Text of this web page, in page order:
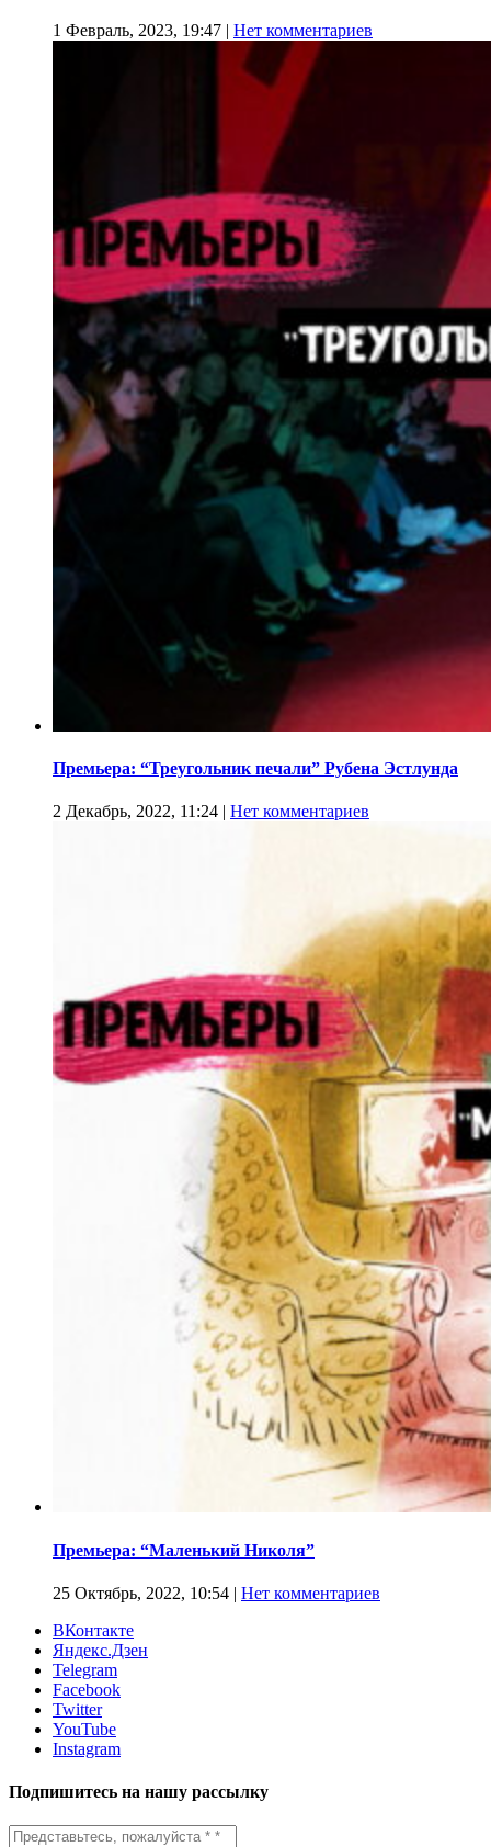
1 Февраль, 2023, 19:47 | Нет комментариев
Премьера: “Треугольник печали” Рубена Эстлунда
2 Декабрь, 2022, 11:24 | Нет комментариев
Премьера: “Маленький Николя”
25 Октябрь, 2022, 10:54 | Нет комментариев
ВКонтакте
Яндекс.Дзен
Telegram
Facebook
Twitter
YouTube
Instagram
Подпишитесь на нашу рассылку